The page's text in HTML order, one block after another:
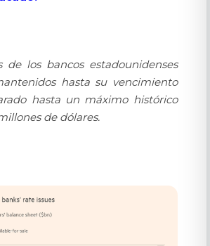
de los bancos estadounidenses
hasta su vencimiento
hasta un máximo histórico
de dólares.